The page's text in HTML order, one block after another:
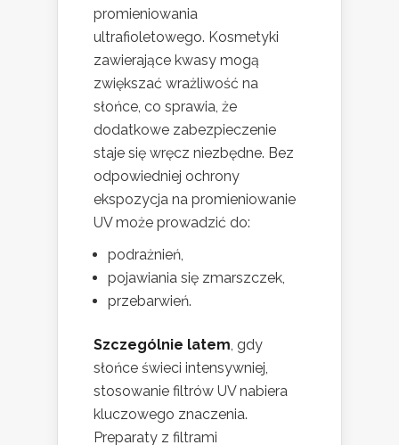
promieniowania
ultrafioletowego. Kosmetyki
zawierające kwasy mogą
zwiększać wrażliwość na
słońce, co sprawia, że
dodatkowe zabezpieczenie
staje się wręcz niezbędne. Bez
odpowiedniej ochrony
ekspozycja na promieniowanie
UV może prowadzić do:
podrażnień,
pojawiania się zmarszczek,
przebarwień.
Szczególnie latem , gdy
słońce świeci intensywniej,
stosowanie filtrów UV nabiera
kluczowego znaczenia.
Preparaty z filtrami